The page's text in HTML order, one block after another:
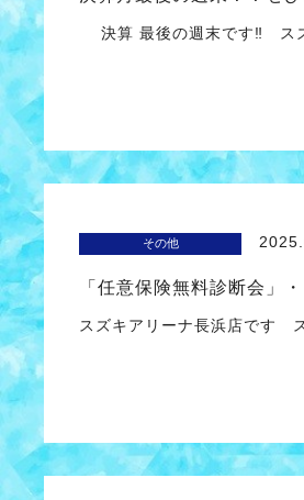
決算 最後の週末です‼ ス
その他
「任意保険無料診断会」
スズキアリーナ長浜店です